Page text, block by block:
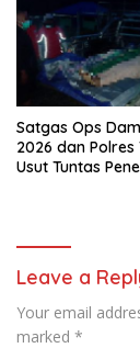
Satgas Ops
2026 dan
Usut Tuntas
Leave a
Your email
marked *